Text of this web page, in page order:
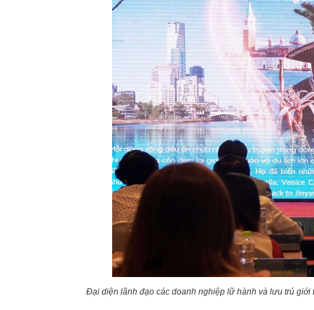
Đại diện lãnh đạo các doanh nghiệp lữ hành và lưu trú giới